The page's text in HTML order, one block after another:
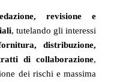
revisione e
, tutelando gli interessi
distribuzione,
di collaborazione,
dei rischi e massima